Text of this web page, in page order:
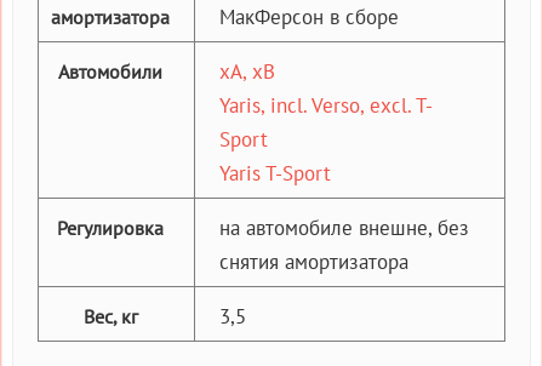
амортизатора
МакФерсон в сборе
Автомобили
xA, xB
Yaris, incl. Verso, excl. T-
Sport
Yaris T-Sport
Регулировка
на автомобиле внешне, без
снятия амортизатора
Вес, кг 3,5